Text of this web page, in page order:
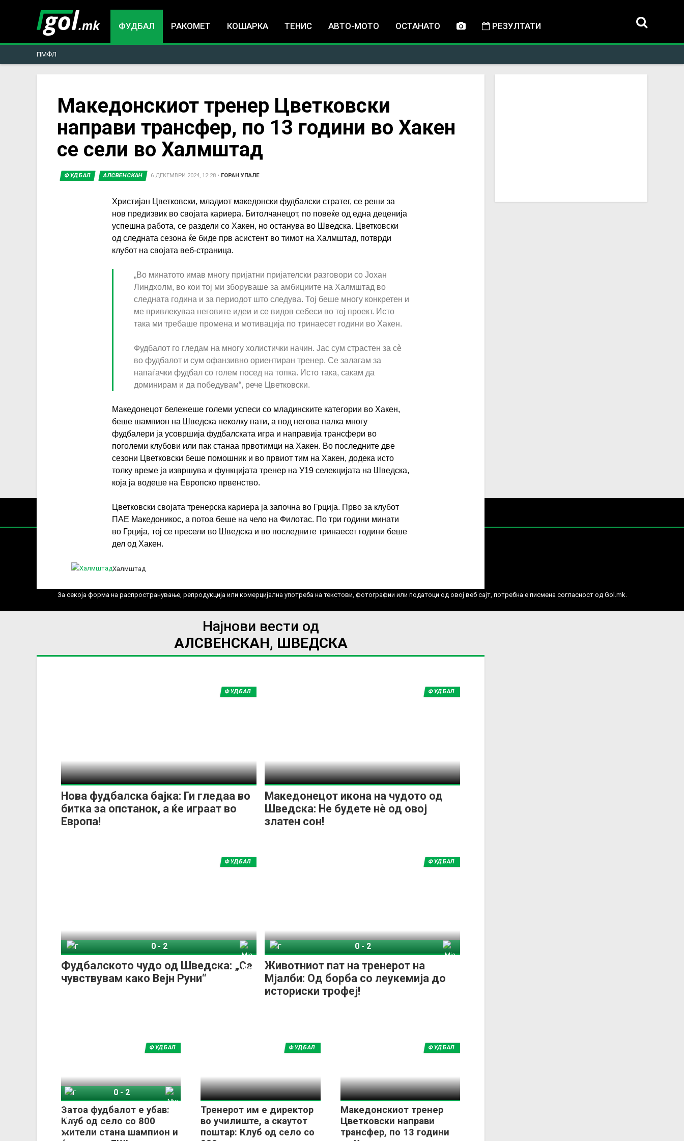
ФУДБАЛ РАКОМЕТ КОШАРКА ТЕНИС АВТО-МОТО ОСТАНАТО РЕЗУЛТАТИ
ПМФЛ
here
Македонскиот тренер Цветковски
направи трансфер, по 13 години во Хакен
се сели во Халмштад
ФУДБАЛ АЛСВЕНСКАН 6 ДЕКЕМВРИ 2024, 12:28 • ГОРАН УПАЛЕ
Христијан Цветковски, младиот македонски фудбалски стратег, се реши за
нов предизвик во својата кариера. Битолчанецот, по повеќе од една деценија
успешна работа, се раздели со Хакен, но останува во Шведска. Цветковски
од следната сезона ќе биде прв асистент во тимот на Халмштад, потврди
клубот на својата веб-страница.
„Во минатото имав многу пријатни пријателски разговори со Јохан
Линдхолм, во кои тој ми зборуваше за амбициите на Халмштад во
следната година и за периодот што следува. Тој беше многу конкретен и
ме привлекуваа неговите идеи и се видов себеси во тој проект. Исто
така ми требаше промена и мотивација по тринаесет години во Хакен.
Фудбалот го гледам на многу холистички начин. Јас сум страстен за сè
во фудбалот и сум офанзивно ориентиран тренер. Се залагам за
напаѓачки фудбал со голем посед на топка. Исто така, сакам да
доминирам и да победувам“, рече Цветковски.
Македонецот бележеше големи успеси со младинските категории во Хакен,
беше шампион на Шведска неколку пати, а под негова палка многу
фудбалери ја усовршија фудбалската игра и направија трансфери во
поголеми клубови или пак станаа првотимци на Хакен. Во последните две
сезони Цветковски беше помошник и во првиот тим на Хакен, додека исто
толку време ја извршува и функцијата тренер на У19 селекцијата на Шведска,
која ја водеше на Европско првенство.
Цветковски својата тренерска кариера ја започна во Грција. Прво за клубот
ПАЕ Maкедоникос, а потоа беше на чело на Филотас. По три години минати
во Грција, тој се пресели во Шведска и во последните тринаесет години беше
дел од Хакен.
Халмштад
Најнови вести од
АЛСВЕНСКАН, ШВЕДСКА
Нова фудбалска бајка: Ги гледаа во
битка за опстанок, а ќе играат во
Европа!
ФУДБАЛ
Македонецот икона на чудото од
Шведска: Не будете нѐ од овој
златен сон!
ФУДБАЛ
Фудбалското чудо од Шведска: „Се
чувствувам како Вејн Руни“
ФУДБАЛ
0-2
Животниот пат на тренерот на
Мјалби: Од борба со леукемија до
историски трофеј!
ФУДБАЛ
0-2
Затоа фудбалот е убав:
Клуб од село со 800
жители стана шампион и
ФУДБАЛ
0-2
Тренерот им е директор
во училиште, а скаутот
поштар: Клуб од село со
ФУДБАЛ
Македонскиот тренер
Цветковски направи
трансфер, по 13 години
ФУДБАЛ
ИМПРЕСУМ МАРКЕТИНГ КОНТАКТ
За секоја форма на распространување, репродукција или комерцијална употреба на текстови, фотографии или податоци од овој веб сајт, потребна е писмена согласност од Gol.mk.